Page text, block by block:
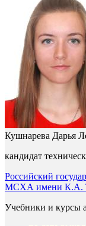
Кушнарева Дарья
кандидат
Российский
МСХА имени К.А.
Учебники и курсы